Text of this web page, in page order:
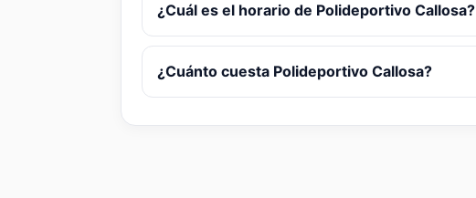
¿Cuál es el horario de Polideportivo Callosa?
¿Cuánto cuesta Polideportivo Callosa?